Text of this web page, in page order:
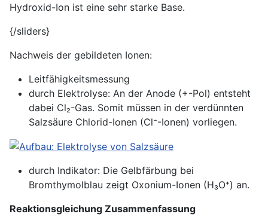
Hydroxid-Ion ist eine sehr starke Base.
{/sliders}
Nachweis der gebildeten Ionen:
Leitfähigkeitsmessung
durch Elektrolyse: An der Anode (+-Pol) entsteht
dabei Cl₂-Gas. Somit müssen in der verdünnten
Salzsäure Chlorid-Ionen (Cl⁻-Ionen) vorliegen.
durch Indikator: Die Gelbfärbung bei
Bromthymolblau zeigt Oxonium-Ionen (H₃O⁺) an.
Reaktionsgleichung Zusammenfassung